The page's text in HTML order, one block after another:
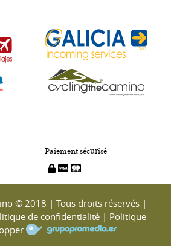
Paiement sécurisé
© 2018 | Tous droits réservés |
de confidentialité | Politique